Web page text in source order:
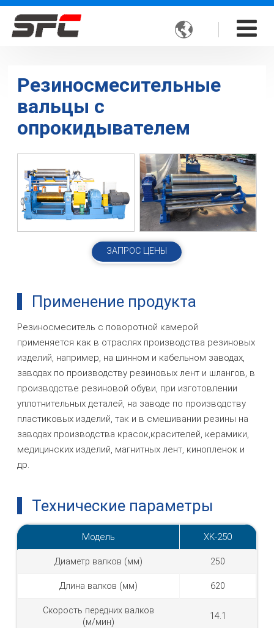

Резиносмесительные
вальцы с
опрокидывателем
ЗАПРОС ЦЕНЫ
Применение продукта
Резиносмеситель с поворотной камерой
применяется как в отраслях производства резиновых
изделий, например, на шинном и кабельном заводах,
заводах по производству резиновых лент и шлангов, в
производстве резиновой обуви, при изготовлении
уплотнительных деталей, на заводе по производству
пластиковых изделий, так и в смешивании резины на
заводах производства красок,красителей, керамики,
медицинских изделий, магнитных лент, кинопленок и
др.
Технические параметры
Модель XK-250
Диаметр валков (мм) 250
Длина валков (мм) 620
Скорость передних валков
(м/мин)
14.1